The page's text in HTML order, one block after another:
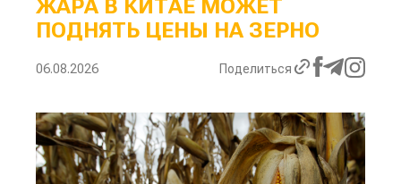
ЖАРА В КИТАЕ МОЖЕТ
ПОДНЯТЬ ЦЕНЫ НА ЗЕРНО
06.08.2026 Поделиться